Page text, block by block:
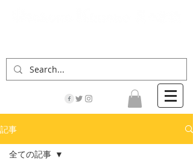
記事
全ての記事